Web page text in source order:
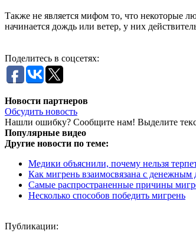
Также не является мифом то, что некоторые
начинается дождь или ветер, у них
Поделитесь в соцсетях:
Новости партнеров
Обсудить новость
Нашли ошибку? Сообщите нам! Выделите
Популярные видео
Другие новости по теме:
Медики объяснили, почему нельзя
Как мигрень взаимосвязана с денежным
Самые распространенные причины
Несколько способов победить мигрень
Публикации: